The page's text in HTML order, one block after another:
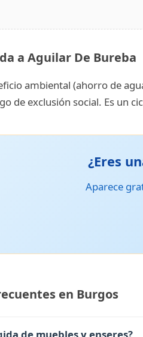
a Aguilar De Bureba
ambiental (ahorro de
de exclusión social. Es un
¿Eres
Aparece
en Burgos